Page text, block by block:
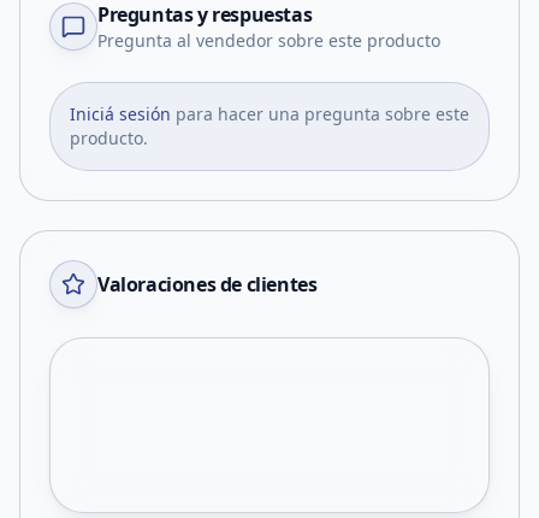
Preguntas y respuestas
Pregunta al vendedor sobre este producto
Iniciá sesión para hacer una pregunta sobre este
producto.
Valoraciones de clientes